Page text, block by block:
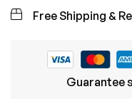
Free Shipping &
Guarantee